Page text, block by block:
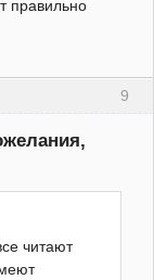
правильно
9
читают